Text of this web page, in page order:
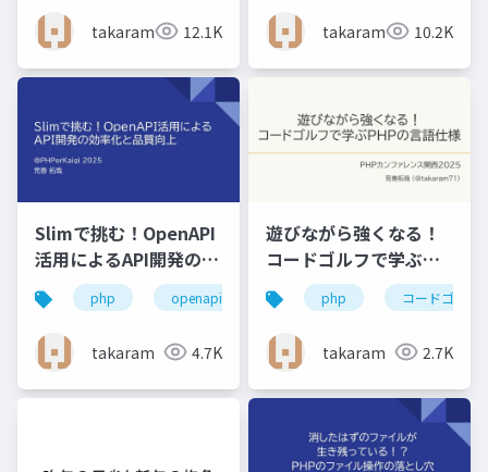
takaram 12.1K
光を差し込ませた話
takaram 10.2K
Slimで挑む！OpenAPI
活用によるAPI開発の効
率化と品質向上
php openapi
takaram 4.7K
遊びながら強くなる！
コードゴルフで学ぶ
PHPの言語仕様
php コードゴルフ
takaram 2.7K